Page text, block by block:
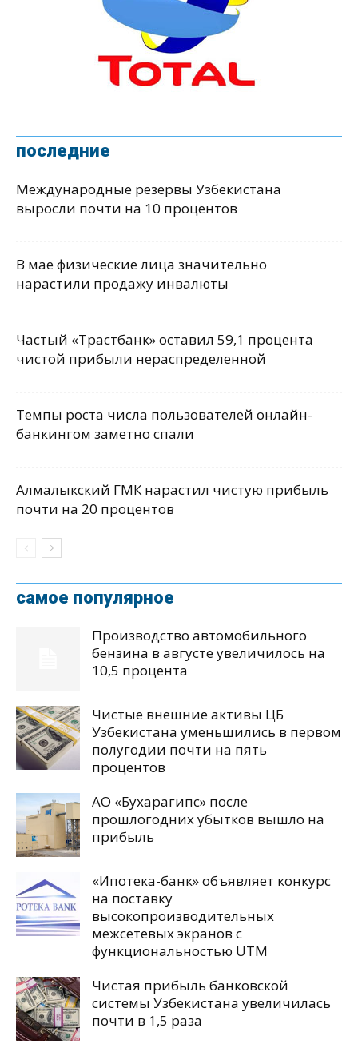
последние
Международные резервы Узбекистана
выросли почти на 10 процентов
В мае физические лица значительно
нарастили продажу инвалюты
Частый «Трастбанк» оставил 59,1 процента
чистой прибыли нераспределенной
Темпы роста числа пользователей онлайн-
банкингом заметно спали
Алмалыкский ГМК нарастил чистую прибыль
почти на 20 процентов
самое популярное
Производство автомобильного
бензина в августе увеличилось на
10,5 процента
Чистые внешние активы ЦБ
Узбекистана уменьшились в первом
полугодии почти на пять
процентов
АО «Бухарагипс» после
прошлогодних убытков вышло на
прибыль
«Ипотека-банк» объявляет конкурс
на поставку
высокопроизводительных
межсетевых экранов с
функциональностью UTM
Чистая прибыль банковской
системы Узбекистана увеличилась
почти в 1,5 раза